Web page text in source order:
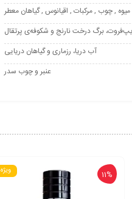
میوه , چوب , مرکبات , اقیانوس , گیاهان معطر
برگ‌ درخت نارنج و شکوفه‌ی پرتقال
آب دریا، رزماری و گیاهان دریایی
عنبر و چوب سدر
ویژه 11%